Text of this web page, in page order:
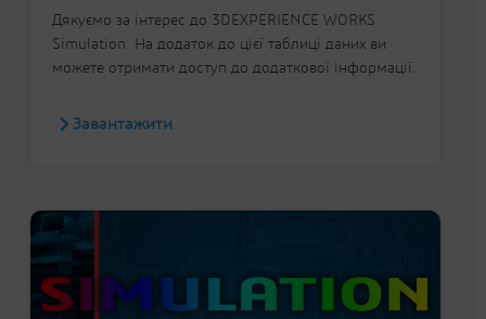
Дякуємо за інтерес до 3DEXPERIENCE WORKS
Simulation. На додаток до цієї таблиці даних ви
можете отримати доступ до додаткової інформації.
Завантажити